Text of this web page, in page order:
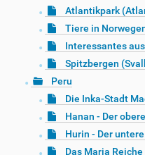
Atlantikpark
Tiere in
Interessantes
Spitzbergen
Peru
Die Inka-Stadt
Hanan - Der
Hurin - Der
Das Maria